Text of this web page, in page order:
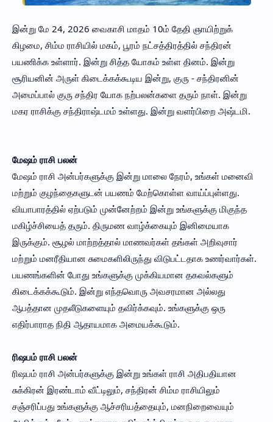
இன்று மே 24, 2026 வைகாசி மாதம் 10ம் தேதி ஞாயிற்றுக்
கிழமை, சிம்ம ராசியில் மகம், பூரம் நட்சத்திரத்தில் சந்திரன்
பயணிக்க உள்ளார். இன்று சித்த யோகம் உள்ள தினம். இன்று
சூரியனின் அருள் கிடைக்கக்கூடிய இன்று, குரு - சந்திரனின்
அமைப்பால் குரு சந்திர யோக நற்பலன்களை தரும் நாள். இன்று
மகர ராசிக்கு சந்திராஷ்டமம் உள்ளது. இன்று வளர்பிறை அஷ்டமி.
மேஷம் ராசி பலன்
மேஷம் ராசி அன்பர்களுக்கு இன்று மாலை நேரம், உங்கள் மனைவி
மற்றும் குழந்தைகளுடன் பயணம் மேற்கொள்ள வாய்ப்புள்ளது.
வியாபாரத்தில் ஏற்படும் முன்னேற்றம் இன்று உங்களுக்கு மிகுந்த
மகிழ்ச்சியைத் தரும். திருமண வாழ்க்கையும் இனிமையாக
இருக்கும். சூழல் மாற்றத்தால் மாணவர்கள் தங்கள் அறிவுசார்
மற்றும் மனரீதியான சுமைகளிலிருந்து விடுபட்டதாக உணர்வார்கள்.
பயணங்களின் போது உங்களுக்கு முக்கியமான தகவல்களும்
கிடைக்கக்கூடும். இன்று எந்தவொரு அவசரமான அல்லது
ஆபத்தான முதலீடுகளையும் தவிர்க்கவும். உங்களுக்கு ஒரு
எதிர்பாராத நிதி ஆதாயமாக அமையக்கூடும்.
ரிஷபம் ராசி பலன்
ரிஷபம் ராசி அன்பர்களுக்கு இன்று உங்கள் ராசி அதிபதியான
சுக்கிரன் இரண்டாம் வீட்டிலும், சந்திரன் சிம்ம ராசியிலும்
சஞ்சரிப்பது உங்களுக்கு ஆச்சரியத்தையும், மனநிறைவையும்